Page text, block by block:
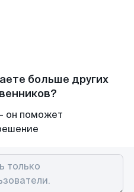
больше других
он поможет